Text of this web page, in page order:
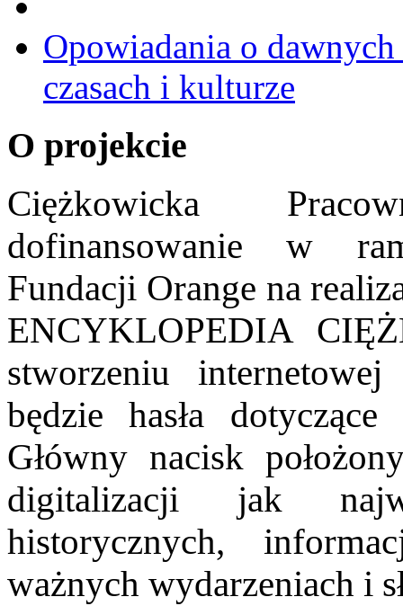
Opowiadania o
czasach i kulturze
O projekcie
Ciężkowicka
dofinansowanie w
Fundacji Orange na
ENCYKLOPEDIA
stworzeniu
będzie hasła
Główny nacisk
digitalizacji jak
historycznych,
ważnych wydarzeniach i